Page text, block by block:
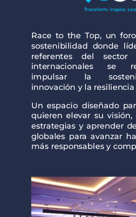
Race to the Top, un
sostenibilidad donde
referentes del sector
internacionales se
impulsar la
innovación y la
Un espacio diseñado
quieren elevar su visión,
estrategias y aprender
globales para avanzar
más responsables y